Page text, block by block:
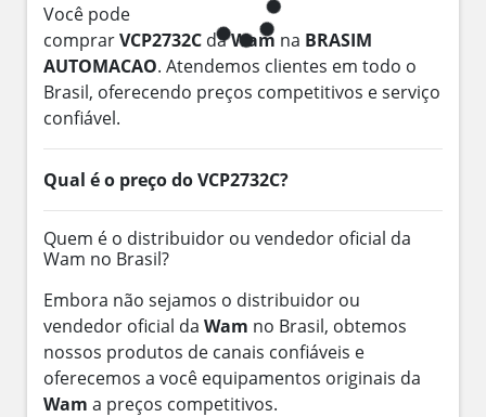
Você pode
comprarVCP2732C daWam na BRASIM
AUTOMACAO. Atendemos clientes em todo o
Brasil, oferecendo preços competitivos e serviço
confiável.
Qual é o preço do VCP2732C?
Quem é o distribuidor ou vendedor oficial da
Wam no Brasil?
Embora não sejamos o distribuidor ou
vendedor oficial da Wam no Brasil, obtemos
nossos produtos de canais confiáveis e
oferecemos a você equipamentos originais da
Wam a preços competitivos.